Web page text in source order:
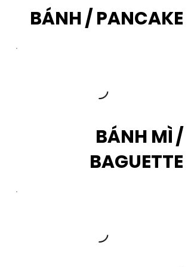
BÁNH / PANCAKE
BÁNH MÌ /
BAGUETTE